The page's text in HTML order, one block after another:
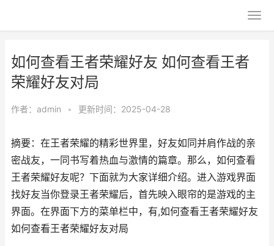
如何查看王者荣耀好友 如何查看王者
荣耀好友对局
作者： admin • 更新时间：2025-04-28
摘要：在王者荣耀的精彩世界里，好友如同并肩作战的亲
密战友，一同书写着热血与激情的篇章。那么，如何查看
王者荣耀好友呢？下面就为大家详细介绍。进入游戏界面
找好友当你登录王者荣耀后，首先映入眼帘的是游戏的主
界面。在界面下方的菜单栏中，有,如何查看王者荣耀好友
如何查看王者荣耀好友对局